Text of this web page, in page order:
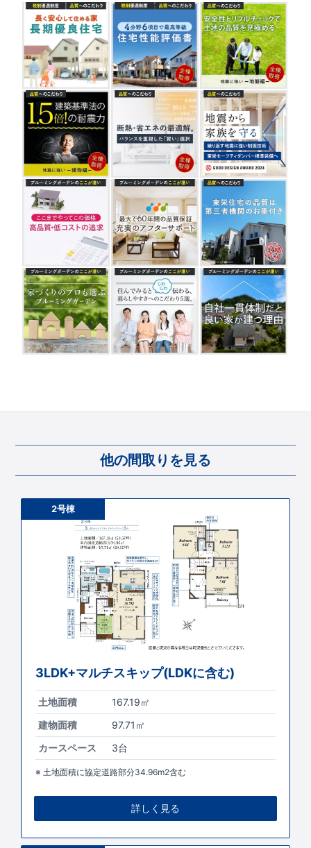
他の間取りを見る
2号棟
3LDK+マルチスキップ(LDKに含む)
土地面積
167.19㎡
建物面積
97.71㎡
カースペース
3台
土地面積に協定道路部分34.96m2含む
詳しく見る